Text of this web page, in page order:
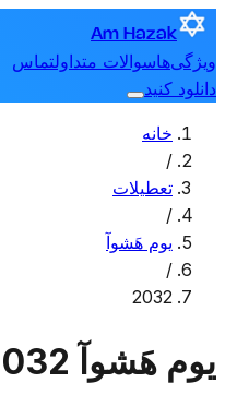
Am Hazak
ویژگی‌هاسوالات متداولتماس
دانلود کنید
خانه
/
تعطیلات
/
یوم هَشوآ
/
2032
یوم هَشوآ 2032